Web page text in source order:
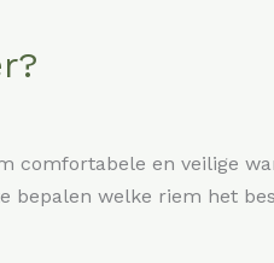
comfortabele en veilige
bepalen welke riem het